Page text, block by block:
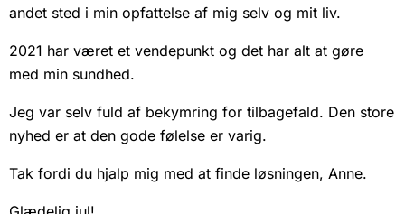
andet sted i min opfattelse af mig selv og mit liv.
2021 har været et vendepunkt og det har alt at gøre
med min sundhed.
Jeg var selv fuld af bekymring for tilbagefald. Den store
nyhed er at den gode følelse er varig.
Tak fordi du hjalp mig med at finde løsningen, Anne.